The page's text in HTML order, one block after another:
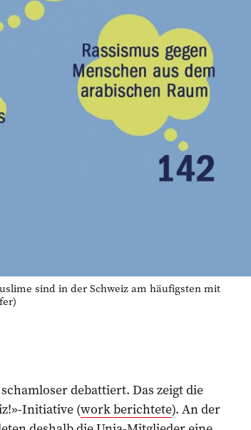
sind in der Schweiz am häufigsten mit
debattiert. Das zeigt die
In­itiative (work berichtete). An der